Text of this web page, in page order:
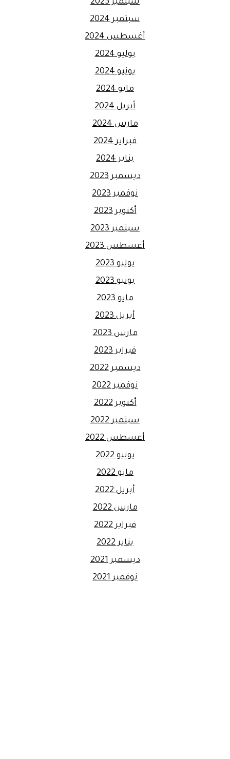
سبتمبر 2025
سبتمبر 2024
أغسطس 2024
يوليو 2024
يونيو 2024
مايو 2024
أبريل 2024
مارس 2024
فبراير 2024
يناير 2024
ديسمبر 2023
نوفمبر 2023
أكتوبر 2023
سبتمبر 2023
أغسطس 2023
يوليو 2023
يونيو 2023
مايو 2023
أبريل 2023
مارس 2023
فبراير 2023
ديسمبر 2022
نوفمبر 2022
أكتوبر 2022
سبتمبر 2022
أغسطس 2022
يونيو 2022
مايو 2022
أبريل 2022
مارس 2022
فبراير 2022
يناير 2022
ديسمبر 2021
نوفمبر 2021